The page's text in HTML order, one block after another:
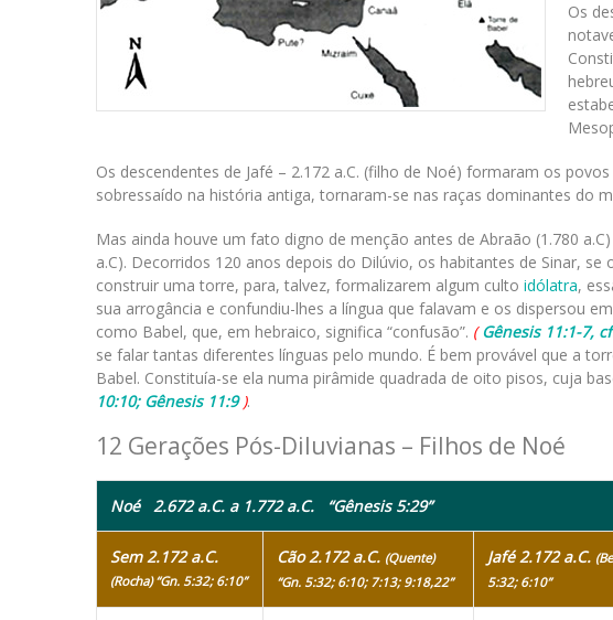
Os
Os descendentes de Jafé – 2.172 a.C. (filho de Noé) formaram os
sobressaído na história antiga, tornaram-se nas raças dominantes do
Mas ainda houve um fato digno de menção antes de Abraão (1.780
a.C). Decorridos 120 anos depois do Dilúvio, os habitantes de Sinar,
construir uma torre, para, talvez, formalizarem algum culto idólatra,
sua arrogância e confundiu-lhes a língua que falavam e os dispersou
como Babel, que, em hebraico, significa “confusão”. (Gênesis 11:1-7,
se falar tantas diferentes línguas pelo mundo. É bem provável que a
Babel. Constituía-se ela numa pirâmide quadrada de oito pisos, cuja
10:10; Gênesis 11:9).
12 Gerações Pós-Diluvianas – Filhos de Noé
Noé 2.672 a.C. a 1.772 a.C. “Gênesis 5:29”
Sem 2.172 a.C.
(Rocha) “Gn. 5:32; 6:10”
Cão 2.172 a.C. (Quente)
“Gn. 5:32; 6:10; 7:13; 9:18,22”
Jafé 2.172 a.C.
5:32; 6:10”